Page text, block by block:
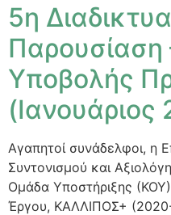
5η
Υποβολής
(Ιανουάριος
Αγαπητοί συνάδελφοι, η
Συντονισμού και
Ομάδα Υποστήριξης
Έργου, ΚΑΛΛΙΠΟΣ+